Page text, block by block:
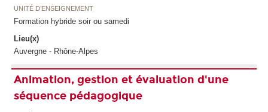
UNITÉ D’ENSEIGNEMENT
Formation hybride soir ou samedi
Lieu(x)
Auvergne - Rhône-Alpes
Animation, gestion et évaluation d'une
séquence pédagogique